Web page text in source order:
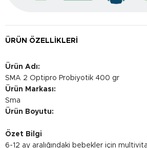
ÜRÜN ÖZELLIKLERI
Ürün Adı:
SMA 2 Optipro Probiyotik 400 gr
Ürün Markası:
Sma
Ürün Boyutu:
Özet Bilgi
6-12 ay aralığındaki bebekler için